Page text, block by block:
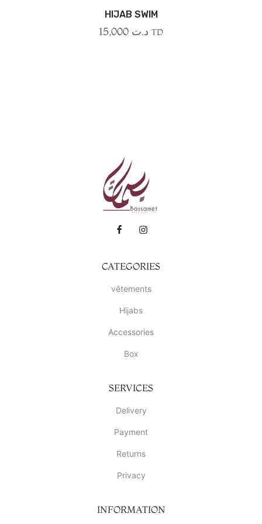
HIJAB SWIM
د.ت TD
CATEGORIES
vêtements
Hijabs
Accessories
Box
SERVICES
Delivery
Payment
Returns
Privacy
INFORMATION